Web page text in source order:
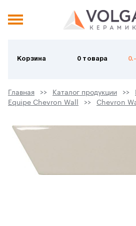
Корзина 0 товара 0.-
Главная Каталог продукции
Equipe Chevron Wall
Chevron